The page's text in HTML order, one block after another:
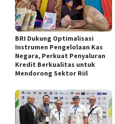
BRI Dukung Optimalisasi
Instrumen Pengelolaan Kas
Negara, Perkuat Penyaluran
Kredit Berkualitas untuk
Mendorong Sektor Riil